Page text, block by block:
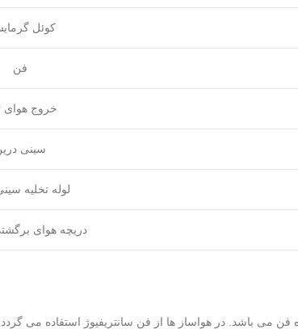
کوئل
فن
خروج هوای
سینی
لوله تخلیه
دریچه هوای
می باشد. در هواساز ها از فن سانتریفیوژ استفاده می